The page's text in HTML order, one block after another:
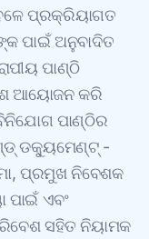
ପ୍ରକ୍ରିୟାଗତ
ପାଇଁ ଅନୁବାଦିତ
ପାଣ୍ଠି
ଆୟୋଜନ କରି
ପାଣ୍ଠିର
ଡକ୍ୟୁମେଣ୍ଟ୍ -
ପ୍ରମୁଖ ନିବେଶକ
ପାଇଁ ଏବଂ
ସହିତ ନିୟାମକ